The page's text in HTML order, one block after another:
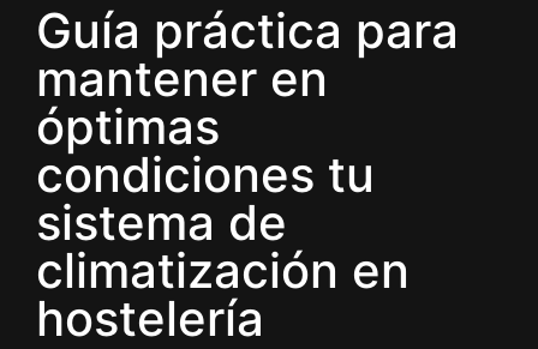
Guía práctica para
mantener en
óptimas
condiciones tu
sistema de
climatización en
hostelería